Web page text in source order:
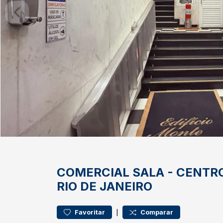
COMERCIAL SALA -
RIO DE JANEIRO
Favoritar | Comparar